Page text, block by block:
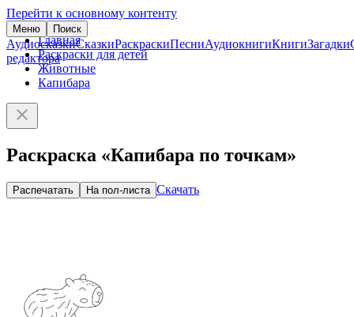
Перейти к основному контенту
Меню Поиск
АудиосказкиСказкиРаскраскиПесниАудиокнигиКнигиЗагадки
редактора
Главная
Раскраски для детей
Животные
Капибара
Раскраска «Капибара по точкам»
Распечатать На пол-листа Скачать